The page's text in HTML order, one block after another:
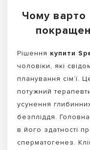
Чому варто
Рішення купити
чоловіки, які
планування сім’ї.
потужний
усунення
безпліддя.
в його здатності
сперматогенез.